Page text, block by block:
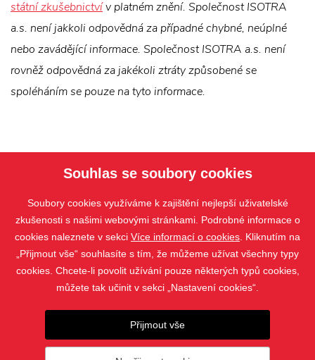
státní zkušebnictvív platném znění. Společnost ISOTRA
a.s. není jakkoli odpovědná za případné chybné, neúplné
nebo zavádějící informace. Společnost ISOTRA a.s. není
rovněž odpovědná za jakékoli ztráty způsobené se
spoléháním se pouze na tyto informace.
PRODUKTY
Souhlas se soubory cookies
Soubory cookies využíváme k zajištění nejlepší uživatelské
zkušenosti s našimi webovými stránkami. Podrobné informace o
cookies naleznete v sekci Více informací o cookies . Kliknutím na
„Přijmout vše“ souhlasíte s tím, že můžeme užívat všechny typy
cookies. Chcete-li povolit užívání pouze některých typů cookies,
můžete tak učinit v sekci „Nastavení cookies“.
Přijmout vše